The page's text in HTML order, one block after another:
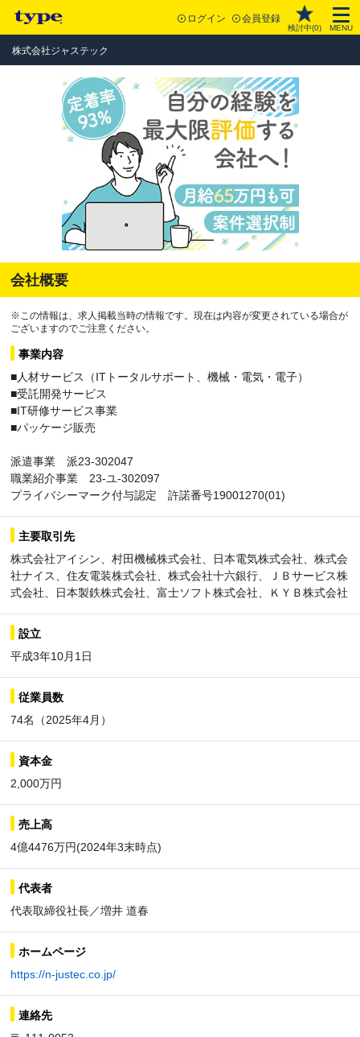
ログイン 会員登録
検討中(0) MENU
株式会社ジャステック
会社概要
※この情報は、求人掲載当時の情報です。現在は内容が変更されている場合が
ございますのでご注意ください。
事業内容
■人材サービス（ITトータルサポート、機械・電気・電子）
■受託開発サービス
■IT研修サービス事業
■パッケージ販売
派遣事業 派23-302047
職業紹介事業 23-ユ-302097
プライバシーマーク付与認定 許諾番号19001270(01)
主要取引先
株式会社アイシン、村田機械株式会社、日本電気株式会社、株式会
社ナイス、住友電装株式会社、株式会社十六銀行、ＪＢサービス株
式会社、日本製鉄株式会社、富士ソフト株式会社、ＫＹＢ株式会社
設立
平成3年10月1日
従業員数
74名（2025年4月）
資本金
2,000万円
売上高
4億4476万円(2024年3末時点)
代表者
代表取締役社長／増井 道春
ホームページ
https://n-justec.co.jp/
連絡先